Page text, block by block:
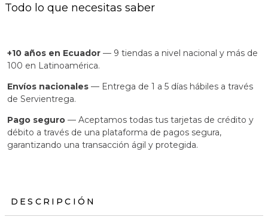
Todo lo que necesitas saber
+10 años en Ecuador — 9 tiendas a nivel nacional y más de
100 en Latinoamérica.
Envíos nacionales — Entrega de 1 a 5 días hábiles a través
de Servientrega.
Pago seguro — Aceptamos todas tus tarjetas de crédito y
débito a través de una plataforma de pagos segura,
garantizando una transacción ágil y protegida.
DESCRIPCIÓN